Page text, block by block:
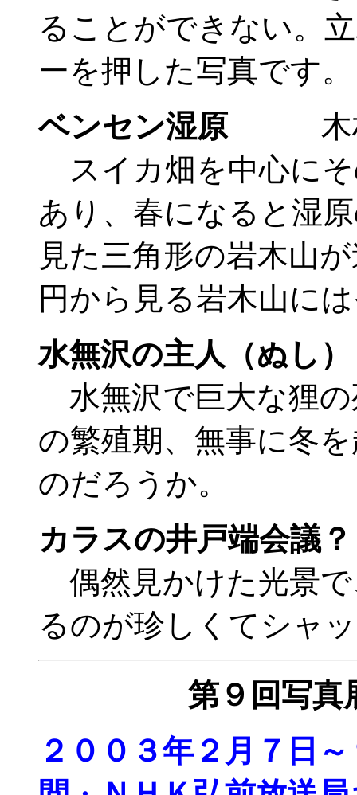
ることができない。
ーを押した写真です。
ベンセン湿原 木村
スイカ畑を中心に
あり、春になると湿
見た三角形の岩木山
円から見る岩木山に
水無沢の主人（ぬし）
水無沢で巨大な狸の
の繁殖期、無事に冬
のだろう
カラスの井戸端会議？
偶然見かけた光景
るのが珍しくてシャ
第９回写真
２００３年２月７日